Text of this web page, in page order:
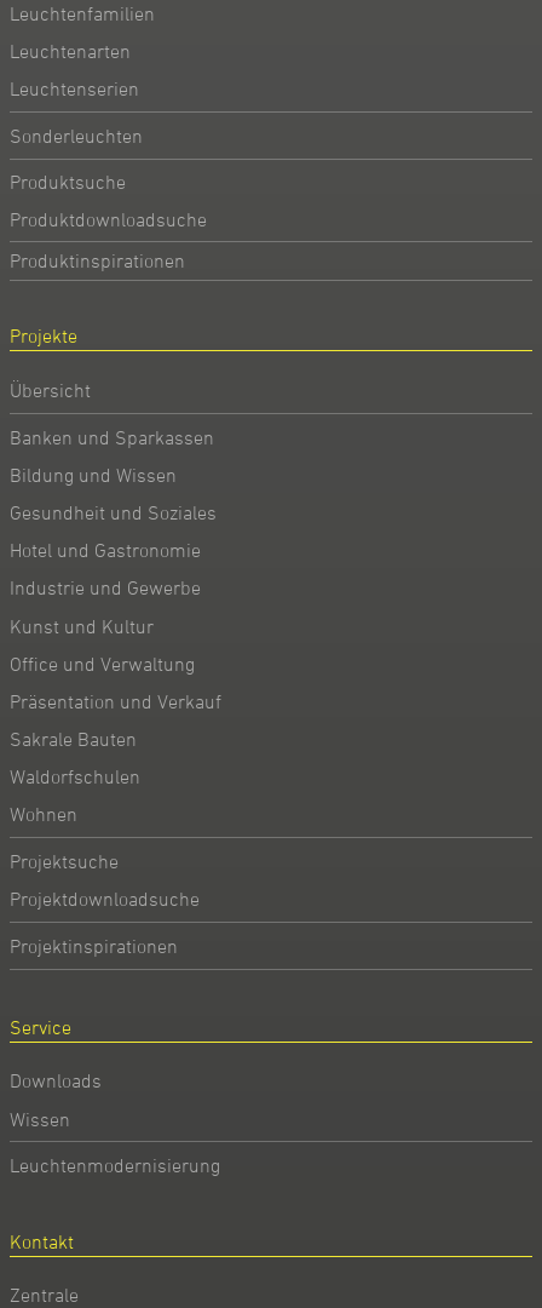
Leuchtenfamilien
Leuchtenarten
Leuchtenserien
Sonderleuchten
Produktsuche
Produktdownloadsuche
Produktinspirationen
Projekte
Übersicht
Banken und Sparkassen
Bildung und Wissen
Gesundheit und Soziales
Hotel und Gastronomie
Industrie und Gewerbe
Kunst und Kultur
Office und Verwaltung
Präsentation und Verkauf
Sakrale Bauten
Waldorfschulen
Wohnen
Projektsuche
Projektdownloadsuche
Projektinspirationen
Service
Downloads
Wissen
Leuchtenmodernisierung
Kontakt
Zentrale